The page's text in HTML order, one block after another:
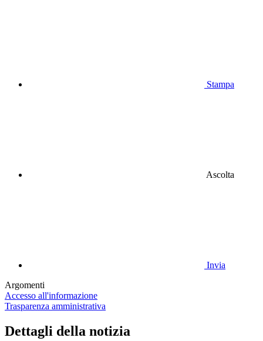
Stampa
Ascolta
Invia
Argomenti
Accesso all'informazione
Trasparenza amministrativa
Dettagli della notizia